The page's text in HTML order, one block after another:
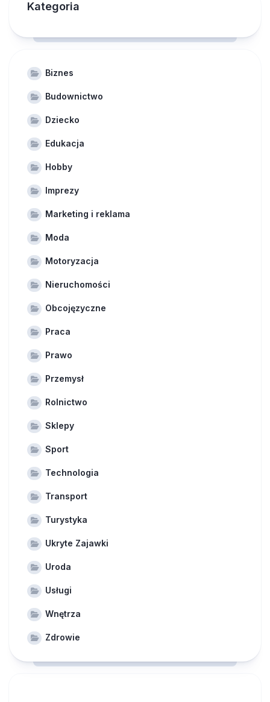
Kategoria
Biznes
Budownictwo
Dziecko
Edukacja
Hobby
Imprezy
Marketing i reklama
Moda
Motoryzacja
Nieruchomości
Obcojęzyczne
Praca
Prawo
Przemysł
Rolnictwo
Sklepy
Sport
Technologia
Transport
Turystyka
Ukryte Zajawki
Uroda
Usługi
Wnętrza
Zdrowie